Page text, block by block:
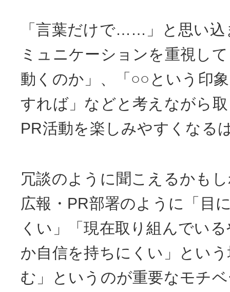
「言葉だけで……」と思い込
ミュニケーションを重視し
動くのか」、「○○という印
すれば」などと考えながら
PR活動を楽しみやすくなる
冗談のように聞こえるかも
広報・PR部署のように「目
くい」「現在取り組んでい
か自信を持ちにくい」とい
む」というのが重要なモチ